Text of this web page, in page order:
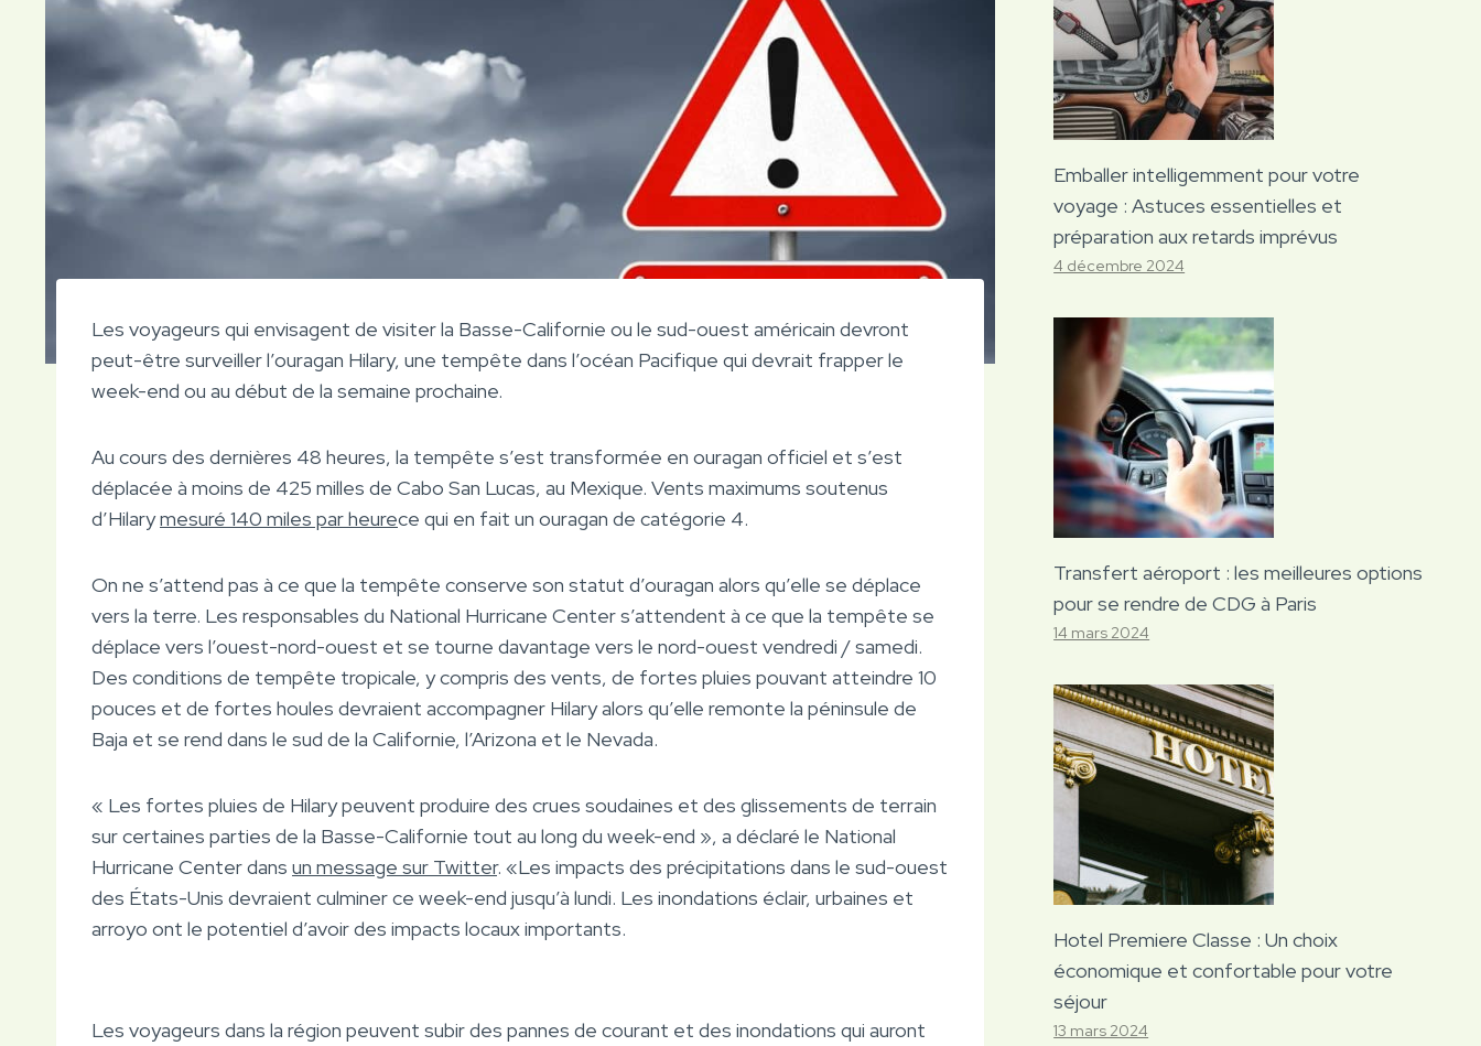
Les voyageurs qui envisagent de visiter la Basse-Californie ou le sud-ouest américain devront
peut-être surveiller l’ouragan Hilary, une tempête dans l’océan Pacifique qui devrait frapper le
week-end ou au début de la semaine prochaine.
Au cours des dernières 48 heures, la tempête s’est transformée en ouragan officiel et s’est
déplacée à moins de 425 milles de Cabo San Lucas, au Mexique. Vents maximums soutenus
d’Hilarymesuré 140 miles par heurece qui en fait un ouragan de catégorie 4.
On ne s’attend pas à ce que la tempête conserve son statut d’ouragan alors qu’elle se déplace
vers la terre. Les responsables du National Hurricane Center s’attendent à ce que la tempête se
déplace vers l’ouest-nord-ouest et se tourne davantage vers le nord-ouest vendredi / samedi.
Des conditions de tempête tropicale, y compris des vents, de fortes pluies pouvant atteindre 10
pouces et de fortes houles devraient accompagner Hilary alors qu’elle remonte la péninsule de
Baja et se rend dans le sud de la Californie, l’Arizona et le Nevada.
« Les fortes pluies de Hilary peuvent produire des crues soudaines et des glissements de terrain
sur certaines parties de la Basse-Californie tout au long du week-end », a déclaré le National
Hurricane Center dans un message sur Twitter. «Les impacts des précipitations dans le sud-ouest
des États-Unis devraient culminer ce week-end jusqu’à lundi. Les inondations éclair, urbaines et
arroyo ont le potentiel d’avoir des impacts locaux importants.
Les voyageurs dans la région peuvent subir des pannes de courant et des inondations qui auront
Emballer intelligemment pour votre
voyage : Astuces essentielles et
préparation aux retards imprévus
4 décembre 2024
Transfert aéroport : les meilleures options
pour se rendre de CDG à Paris
14 mars 2024
Hotel Premiere Classe : Un choix
économique et confortable pour votre
séjour
13 mars 2024